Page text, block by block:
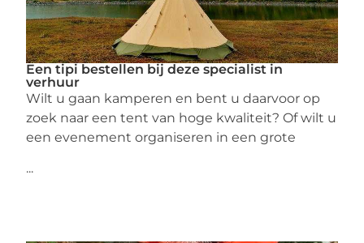
Een tipi bestellen bij deze specialist in
verhuur
Wilt u gaan kamperen en bent u daarvoor op
zoek naar een tent van hoge kwaliteit? Of wilt u
een evenement organiseren in een grote
...